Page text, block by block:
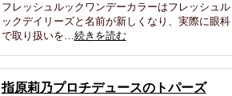
フレッシュルックワンデーカラーはフレッシュル
ックデイリーズと名前が新しくなり、実際に眼科
で取り扱いを…続きを読む
指原莉乃プロチデュースのトパーズ